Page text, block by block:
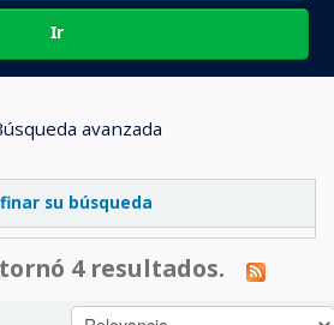
Ir
avanzada
su búsqueda
4 resultados.